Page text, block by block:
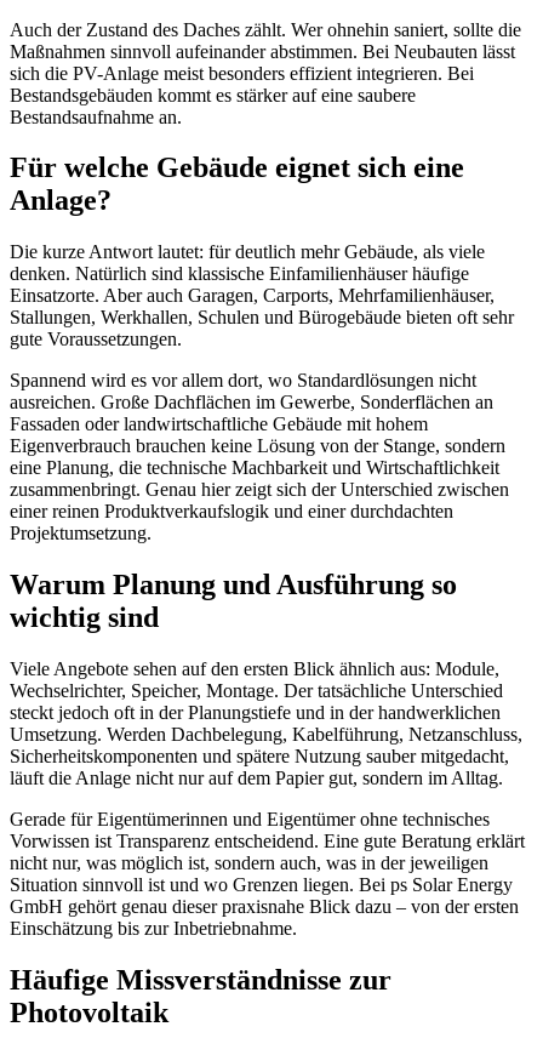
Auch der Zustand des Daches zählt. Wer ohnehin saniert, sollte die
Maßnahmen sinnvoll aufeinander abstimmen. Bei Neubauten lässt
sich die PV-Anlage meist besonders effizient integrieren. Bei
Bestandsgebäuden kommt es stärker auf eine saubere
Bestandsaufnahme an.
Für welche Gebäude eignet sich eine
Anlage?
Die kurze Antwort lautet: für deutlich mehr Gebäude, als viele
denken. Natürlich sind klassische Einfamilienhäuser häufige
Einsatzorte. Aber auch Garagen, Carports, Mehrfamilienhäuser,
Stallungen, Werkhallen, Schulen und Bürogebäude bieten oft sehr
gute Voraussetzungen.
Spannend wird es vor allem dort, wo Standardlösungen nicht
ausreichen. Große Dachflächen im Gewerbe, Sonderflächen an
Fassaden oder landwirtschaftliche Gebäude mit hohem
Eigenverbrauch brauchen keine Lösung von der Stange, sondern
eine Planung, die technische Machbarkeit und Wirtschaftlichkeit
zusammenbringt. Genau hier zeigt sich der Unterschied zwischen
einer reinen Produktverkaufslogik und einer durchdachten
Projektumsetzung.
Warum Planung und Ausführung so
wichtig sind
Viele Angebote sehen auf den ersten Blick ähnlich aus: Module,
Wechselrichter, Speicher, Montage. Der tatsächliche Unterschied
steckt jedoch oft in der Planungstiefe und in der handwerklichen
Umsetzung. Werden Dachbelegung, Kabelführung, Netzanschluss,
Sicherheitskomponenten und spätere Nutzung sauber mitgedacht,
läuft die Anlage nicht nur auf dem Papier gut, sondern im Alltag.
Gerade für Eigentümerinnen und Eigentümer ohne technisches
Vorwissen ist Transparenz entscheidend. Eine gute Beratung erklärt
nicht nur, was möglich ist, sondern auch, was in der jeweiligen
Situation sinnvoll ist und wo Grenzen liegen. Bei ps Solar Energy
GmbH gehört genau dieser praxisnahe Blick dazu – von der ersten
Einschätzung bis zur Inbetriebnahme.
Häufige Missverständnisse zur
Photovoltaik